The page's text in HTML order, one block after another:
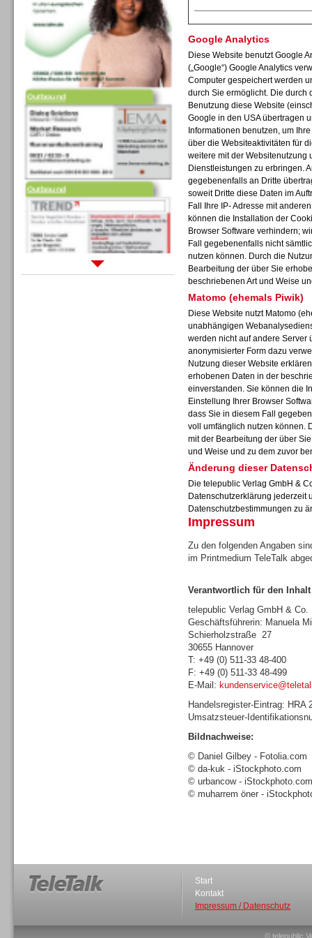
Outbound
Outbound
Sprachdialogsysteme u. Ki/
Dialer
Google Analytics
Diese Website benutzt Google
(„Google“) Google Analytics
Computer gespeichert werden
durch Sie ermöglicht. Die durch
Benutzung diese Website
Google in den USA übertragen
Informationen benutzen, um
über die Websiteaktivitäten für
weitere mit der Websitenutzung
Dienstleistungen zu erbringen.
gegebenenfalls an Dritte
soweit Dritte diese Daten im
Fall Ihre IP- Adresse mit
können die Installation der
Browser Software verhindern;
Fall gegebenenfalls nicht
nutzen können. Durch die
Bearbeitung der über Sie
beschriebenen Art und Weise
Matomo (ehemals Piwik)
Diese Website nutzt Matomo
unabhängigen
werden nicht auf andere Server
anonymisierter Form dazu
Nutzung dieser Website
erhobenen Daten in der
einverstanden. Sie können die
Einstellung Ihrer Browser
dass Sie in diesem Fall
voll umfänglich nutzen können.
mit der Bearbeitung der über
und Weise und zu dem zuvor
Änderung dieser
Die telepublic Verlag GmbH &
Datenschutzerklärung jederzeit
Datenschutzbestimmungen zu
Impressum
Zu den folgenden Angaben
im Printmedium TeleTalk
Verantwortlich für den
telepublic Verlag GmbH & Co.
Geschäftsführerin: Manuela
Schierholzstraße 27
30655 Hannover
T: +49 (0) 511-33 48-400
F: +49 (0) 511-33 48-499
E-Mail:
Handelsregister-Eintrag: HRA
Umsatzsteuer-
Bildnachweise:
© Daniel Gilbey - Fotolia.com
© da-kuk - iStockphoto.com
© urbancow - iStockphoto.com
© muharrem öner -
Start
Kontakt
Impressum / Datenschutz
© telepublic